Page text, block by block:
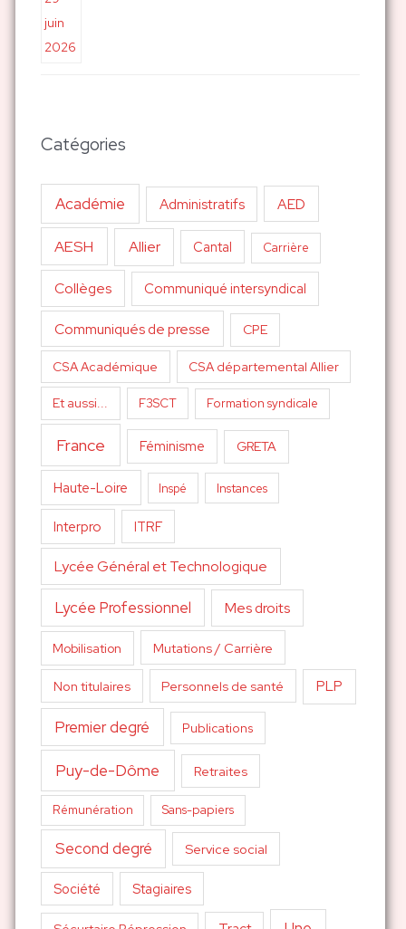
Catégories
Académie Administratifs AED
AESH Allier Cantal Carrière
Collèges Communiqué intersyndical
Communiqués de presse CPE
CSA Académique CSA départemental Allier
Et aussi... F3SCT Formation syndicale
France Féminisme GRETA
Haute-Loire Inspé Instances
Interpro ITRF
Lycée Général et Technologique
Lycée Professionnel Mes droits
Mobilisation Mutations / Carrière
Non titulaires Personnels de santé PLP
Premier degré Publications
Puy-de-Dôme Retraites
Rémunération Sans-papiers
Second degré Service social
Société Stagiaires